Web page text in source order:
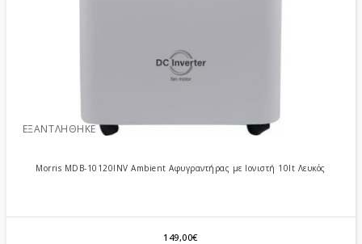
ΕΞΑΝΤΛΉΘΗΚΕ
Morris MDB-10120INV Ambient Αφυγραντήρας με Ιονιστή 10lt Λευκός
149,00€